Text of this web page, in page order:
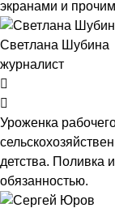
экранами и
Светлана Шубина
журналист
Уроженка
детства. Поливка
обязанностью.